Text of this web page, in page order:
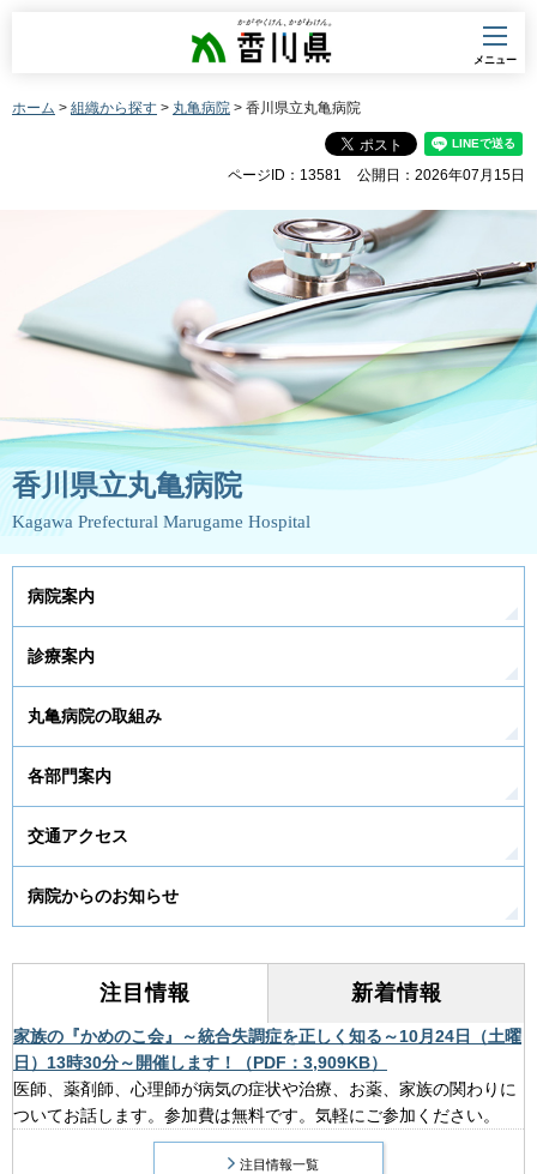
香川県
メニュー
ホーム > 組織から探す > 丸亀病院 > 香川県立丸亀病院
ページID：13581 公開日：2026年07月15日
香川県立丸亀病院
Kagawa Prefectural Marugame Hospital
病院案内
診療案内
丸亀病院の取組み
各部門案内
交通アクセス
病院からのお知らせ
注目情報
家族の『かめのこ会』～統合失調症を正しく知る～10月24日（土曜
日）13時30分～開催します！（PDF：3,909KB）
医師、薬剤師、心理師が病気の症状や治療、お薬、家族の関わりに
ついてお話します。参加費は無料です。気軽にご参加ください。
注目情報一覧
新着情報